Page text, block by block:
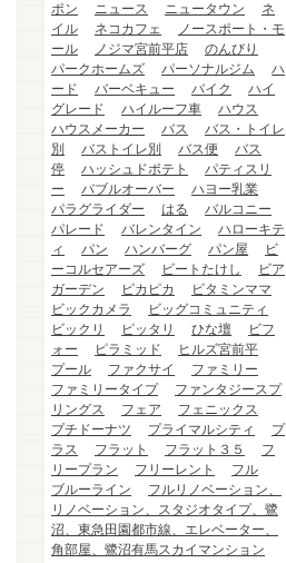
ポン
ニュース ニュータウン
ネ
イル
ネコカフェ
ノースポート・モ
ール
ノジマ宮前平店
のんびり
パークホームズ
パーソナルジム
ハ
ード
バーベキュー バイク
ハイ
グレード
ハイルーフ車
ハウス
ハウスメーカー
バス
バス・トイレ
別
バストイレ別 バス便
バス
停
ハッシュドポテト
パティスリ
ー
バブルオーバー
ハヨー乳業
パラグライダー
はる
バルコニー
パレード
バレンタイン
ハローキテ
ィ
パン ハンバーグ パン屋
ビ
ーコルセアーズ
ビートたけし
ビア
ガーデン
ピカピカ
ビタミンママ
ビックカメラ
ビッグコミュニティ
ビックリ
ピッタリ ひな壇
ビフ
ォー
ピラミッド
ヒルズ宮前平
プール
ファクサイ
ファミリー
ファミリータイプ
ファンタジースプ
リングス
フェア
フェニックス
プチドーナツ
プライマルシティ
プ
ラス
フラット フラット３５
フ
リープラン
フリーレント
フル
ブルーライン
フルリノベーション、
リノベーション、スタジオタイプ、鷺
沼、東急田園都市線、エレベーター、
角部屋、鷺沼有馬スカイマンション